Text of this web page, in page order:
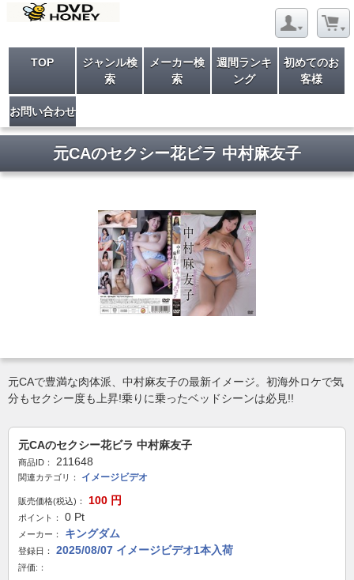
TOP
ジャンル検
索
メーカー検
索
週間ランキ
ング
初めてのお
客様
お問い合わせ
元CAのセクシー花ビラ 中村麻友子
元CAで豊満な肉体派、中村麻友子の最新イメージ。初海外ロケで気
分もセクシー度も上昇!乗りに乗ったベッドシーンは必見!!
元CAのセクシー花ビラ 中村麻友子
商品ID： 211648
関連カテゴリ： イメージビデオ
販売価格(税込)： 100 円
ポイント： 0 Pt
メーカー： キングダム
登録日： 2025/08/07 イメージビデオ1本入荷
評価:：